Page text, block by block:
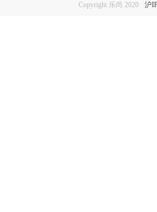
Copyright 乐尚 2020 沪